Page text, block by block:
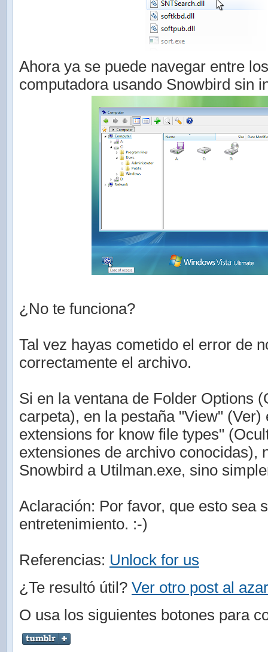
Ahora ya se puede navegar entre
computadora usando Snowbird sin
¿No te funciona?
Tal vez hayas cometido el error de
correctamente el archivo.
Si en la ventana de Folder Options
carpeta), en la pestaña "View" (Ver)
extensions for know file types"
extensiones de archivo conocidas),
Snowbird a Utilman.exe, sino
Aclaración: Por favor, que esto sea
entretenimiento. :-)
Referencias: Unlock for us
¿Te resultó útil? Ver otro post al azar
O usa los siguientes botones para